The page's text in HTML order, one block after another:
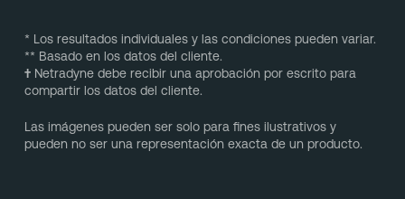
* Los resultados individuales y las condiciones pueden variar.
** Basado en los datos del cliente.
†Netradyne debe recibir una aprobación por escrito para
compartir los datos del cliente.
Las imágenes pueden ser solo para fines ilustrativos y
pueden no ser una representación exacta de un producto.